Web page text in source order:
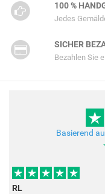
100 %
Jedes
SICHER
Bezahlen Sie
Basierend
RL